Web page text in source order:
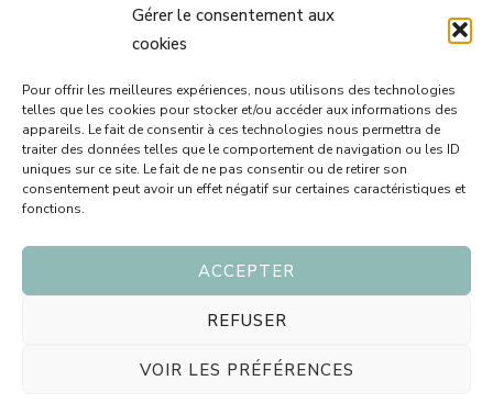
Gérer le consentement aux
cookies
Pour offrir les meilleures expériences, nous utilisons des technologies
telles que les cookies pour stocker et/ou accéder aux informations des
appareils. Le fait de consentir à ces technologies nous permettra de
traiter des données telles que le comportement de navigation ou les ID
uniques sur ce site. Le fait de ne pas consentir ou de retirer son
consentement peut avoir un effet négatif sur certaines caractéristiques et
fonctions.
ACCEPTER
REFUSER
VOIR LES PRÉFÉRENCES
SUR LES RÉSEAUX SOCIAUX
. Tous droits réservés.
de confidentialité